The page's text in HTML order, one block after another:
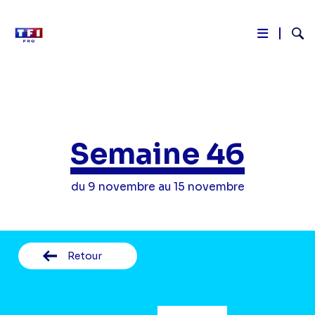
Semaine 46
du 9 novembre au 15 novembre
Retour